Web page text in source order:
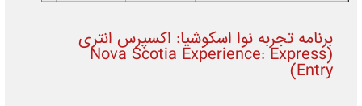
برنامه تجربه نوا اسکوشیا: اکسپرس انتری
(Nova Scotia Experience: Express
Entry)